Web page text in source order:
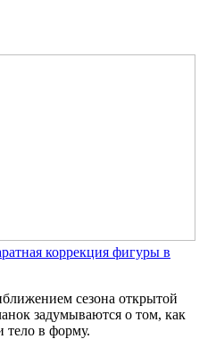
коррекция фигуры в
сезона открытой
задумываются о том, как
тело в форму.